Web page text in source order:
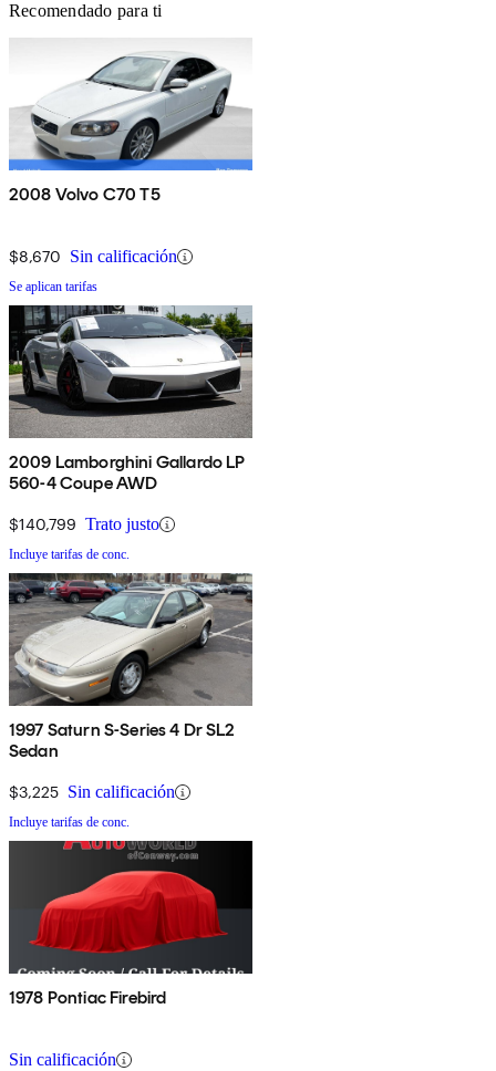
Recomendado para ti
2008 Volvo C70 T5
$8,670 Sin calificación
Se aplican tarifas
2009 Lamborghini Gallardo LP
560-4 Coupe AWD
$140,799 Trato justo
Incluye tarifas de conc.
1997 Saturn S-Series 4 Dr SL2
Sedan
$3,225 Sin calificación
Incluye tarifas de conc.
1978 Pontiac Firebird
Sin calificación